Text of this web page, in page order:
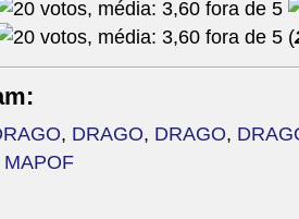
(
, DRAGO, DRAGO,
MAPOF